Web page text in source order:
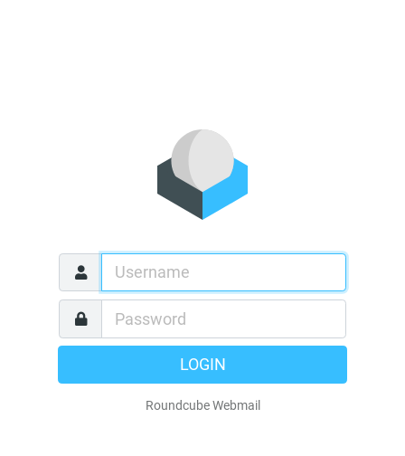
LOGIN
Roundcube Webmail